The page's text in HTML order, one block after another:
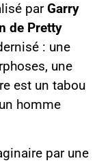
parGarry
de Pretty
: une
une
est un tabou
homme
par une